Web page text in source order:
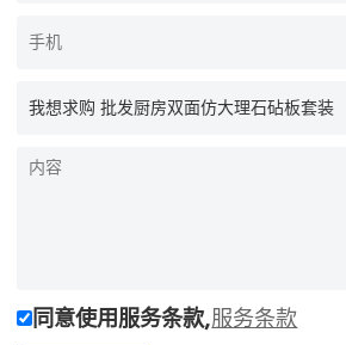
同意使用服务条款,服务条款